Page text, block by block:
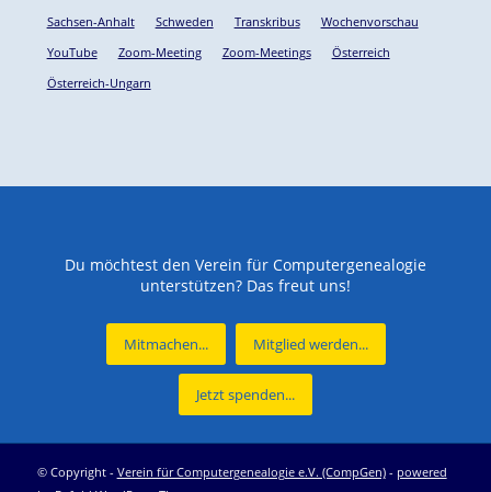
Sachsen-Anhalt
Schweden Transkribus
Wochenvorschau
YouTube
Zoom-Meeting Zoom-Meetings
Österreich
Österreich-Ungarn
Du möchtest den Verein für Computergenealogie
unterstützen? Das freut uns!
Mitmachen... Mitglied werden...
Jetzt spenden...
© Copyright - Verein für Computergenealogie e.V. (CompGen)- powered